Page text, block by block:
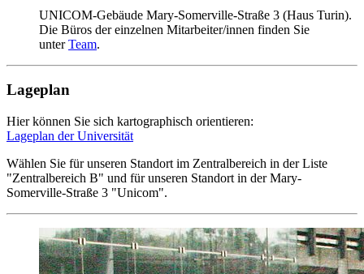
UNICOM-Gebäude Mary-Somerville-Straße 3 (Haus Turin).
Die Büros der einzelnen Mitarbeiter/innen finden Sie
unterTeam.
Lageplan
Hier können Sie sich kartographisch orientieren:
Lageplan der Universität
Wählen Sie für unseren Standort im Zentralbereich in der Liste
"Zentralbereich B" und für unseren Standort in der Mary-
Somerville-Straße 3 "Unicom".